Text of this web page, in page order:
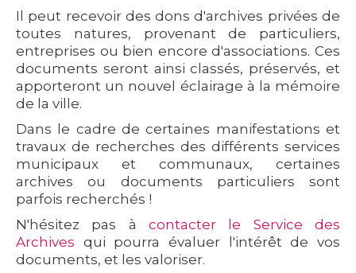
Il peut recevoir des dons d'archives privées de
toutes natures, provenant de particuliers,
entreprises ou bien encore d'associations. Ces
documents seront ainsi classés, préservés, et
apporteront un nouvel éclairage à la mémoire
de la ville.
Dans le cadre de certaines manifestations et
travaux de recherches des différents services
municipaux et communaux, certaines
archives ou documents particuliers sont
parfois recherchés !
N'hésitez pas à contacter le Service des
Archives qui pourra évaluer l'intérêt de vos
documents, et les valoriser.